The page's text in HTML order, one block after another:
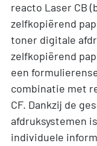
reacto Laser CB
zelfkopiërend
toner digitale
zelfkopiërend
een
combinatie met
CF. Dankzij de
afdruksystemen
individuele